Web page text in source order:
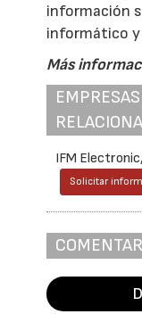
información
informático
Más
IFM
Solicitar